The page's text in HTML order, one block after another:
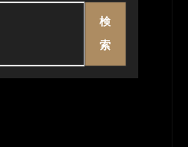
検
索